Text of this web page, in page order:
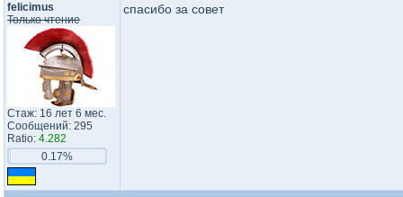
felicimus
Только чтение
Стаж: 16 лет 6 мес.
Сообщений: 295
Ratio: 4.282
0.17%
спасибо за совет